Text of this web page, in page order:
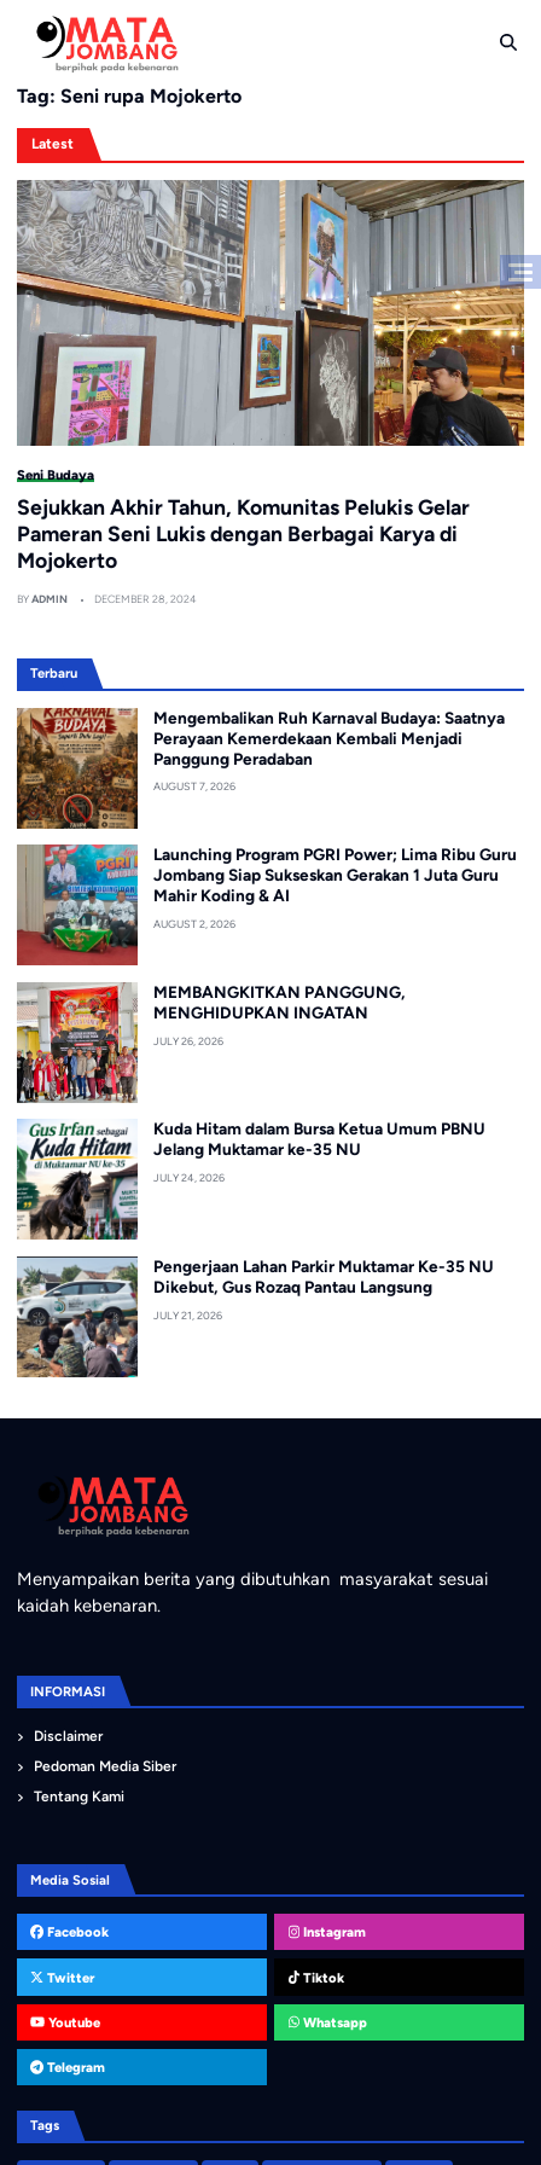
content
Tag: Seni rupa Mojokerto
Latest
Seni Budaya
Sejukkan Akhir Tahun, Komunitas Pelukis Gelar
Pameran Seni Lukis dengan Berbagai Karya di
Mojokerto
BYADMIN DECEMBER 28, 2024
Terbaru
Mengembalikan Ruh Karnaval Budaya: Saatnya
Perayaan Kemerdekaan Kembali Menjadi
Panggung Peradaban
AUGUST 7, 2026
Launching Program PGRI Power; Lima Ribu Guru
Jombang Siap Sukseskan Gerakan 1 Juta Guru
Mahir Koding & AI
AUGUST 2, 2026
MEMBANGKITKAN PANGGUNG,
MENGHIDUPKAN INGATAN
JULY 26, 2026
Kuda Hitam dalam Bursa Ketua Umum PBNU
Jelang Muktamar ke-35 NU
JULY 24, 2026
Pengerjaan Lahan Parkir Muktamar Ke-35 NU
Dikebut, Gus Rozaq Pantau Langsung
JULY 21, 2026
Menyampaikan berita yang dibutuhkan masyarakat sesuai
kaidah kebenaran.
INFORMASI
Disclaimer
Pedoman Media Siber
Tentang Kami
Media Sosial
Facebook Instagram
Twitter Tiktok
Youtube Whatsapp
Telegram
Tags